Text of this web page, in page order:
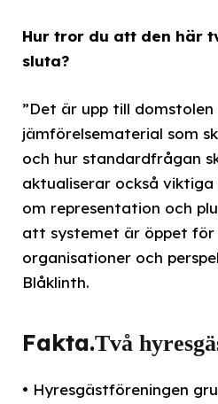
Hur tror du att den här
sluta?
”Det är upp till
jämförelsematerial som
och hur standardfrågan
aktualiserar också
om representation och
att systemet är öppet för
organisationer och
Blåklinth.
Fakta.Två
• Hyresgästföreningen